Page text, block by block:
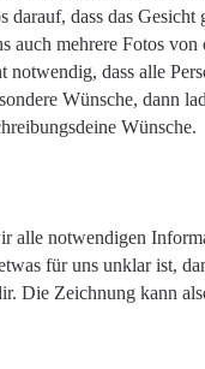
darauf, dass das Gesicht
auch mehrere Fotos von
notwendig, dass alle
Wünsche, dann
Wünsche.
alle notwendigen
für uns unklar ist,
Die Zeichnung kann